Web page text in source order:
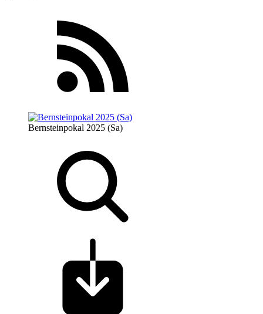
Bernsteinpokal 2025 (Sa)